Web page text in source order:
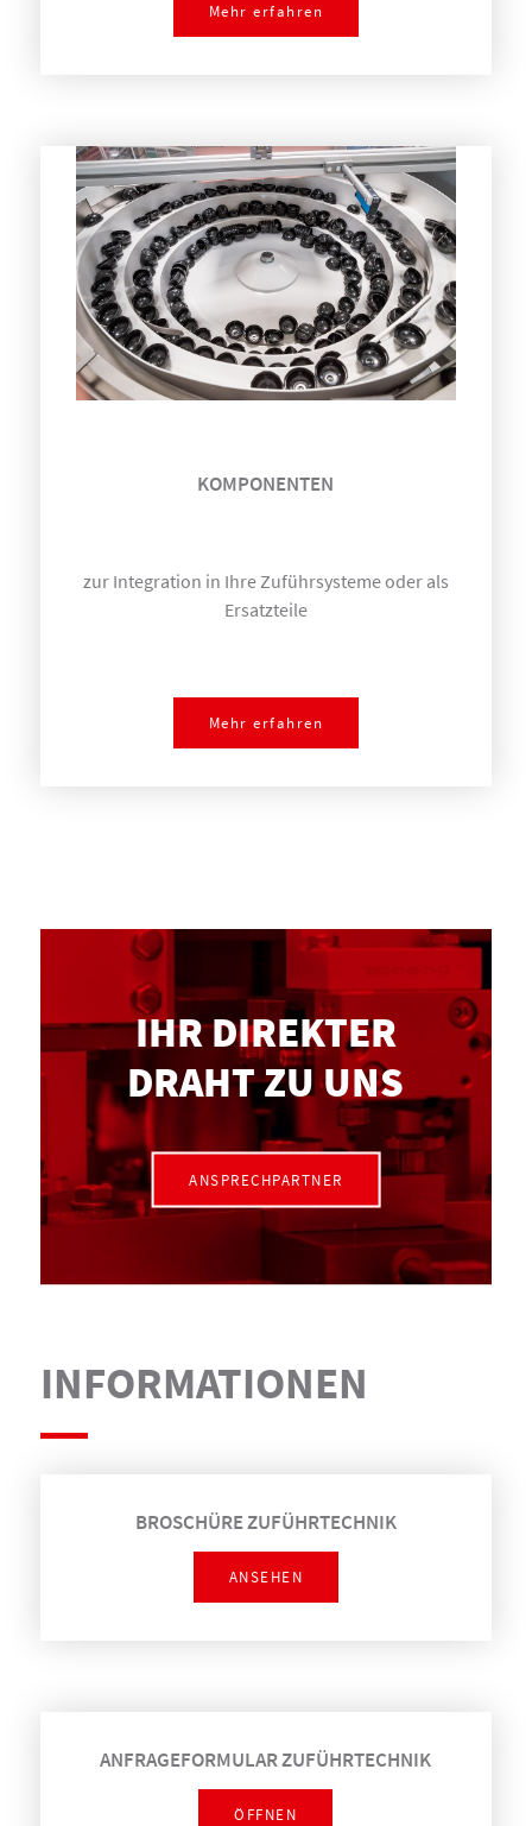
Mehr erfahren
KOMPONENTEN
zur Integration in Ihre Zuführsysteme oder als
Ersatzteile
Mehr erfahren
IHR DIREKTER
DRAHT ZU UNS
ANSPRECHPARTNER
INFORMATIONEN
BROSCHÜRE ZUFÜHRTECHNIK
ANSEHEN
ANFRAGEFORMULAR ZUFÜHRTECHNIK
ÖFFNEN